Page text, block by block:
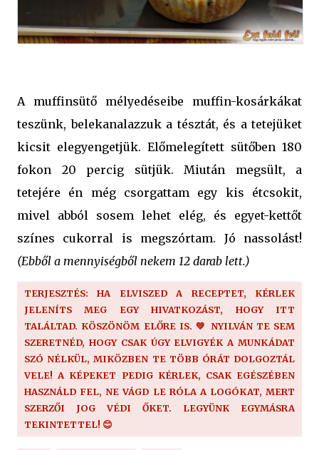
A muffinsütő mélyedéseibe muffin-kosárkákat
teszünk, belekanalazzuk a tésztát, és a tetejüket
kicsit elegyengetjük. Előmelegített sütőben 180
fokon 20 percig sütjük. Miután megsült, a
tetejére én még csorgattam egy kis étcsokit,
mivel abból sosem lehet elég, és egyet-kettőt
színes cukorral is megszórtam. Jó nassolást!
(Ebből a mennyiségből nekem 12 darab lett.)
TERJESZTÉS: HA ELVISZED A RECEPTET, KÉRLEK
JELENÍTS MEG EGY HIVATKOZÁST, HOGY ITT
TALÁLTAD. KÖSZÖNÖM ELŐRE IS. 💚 NYILVÁN TE SEM
SZERETNÉD, HOGY CSAK ÚGY ELVIGYÉK A MUNKÁDAT
SZÓ NÉLKÜL, MIKÖZBEN TE TÖBB ÓRÁT DOLGOZTÁL
VELE! A KÉPEKET PEDIG KÉRLEK, CSAK EGÉSZÉBEN
HASZNÁLD FEL, NE VÁGD LE RÓLA A LOGÓKAT, MERT
SZERZŐI JOG VÉDI ŐKET. LEGYÜNK EGYMÁSRA
TEKINTETTEL! 😊